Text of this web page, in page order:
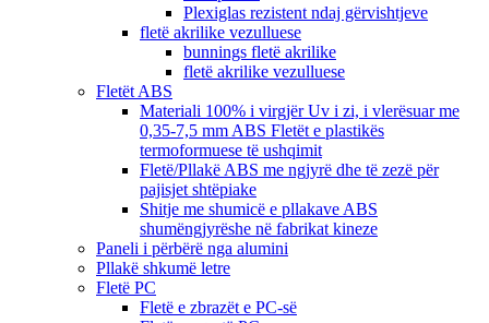
Plexiglas rezistent ndaj gërvishtjeve
fletë akrilike vezulluese
bunnings fletë akrilike
fletë akrilike vezulluese
Fletët ABS
Materiali 100% i virgjër Uv i zi, i vlerësuar me
0,35-7,5 mm ABS Fletët e plastikës
termoformuese të ushqimit
Fletë/Pllakë ABS me ngjyrë dhe të zezë për
pajisjet shtëpiake
Shitje me shumicë e pllakave ABS
shumëngjyrëshe në fabrikat kineze
Paneli i përbërë nga alumini
Pllakë shkumë letre
Fletë PC
Fletë e zbrazët e PC-së